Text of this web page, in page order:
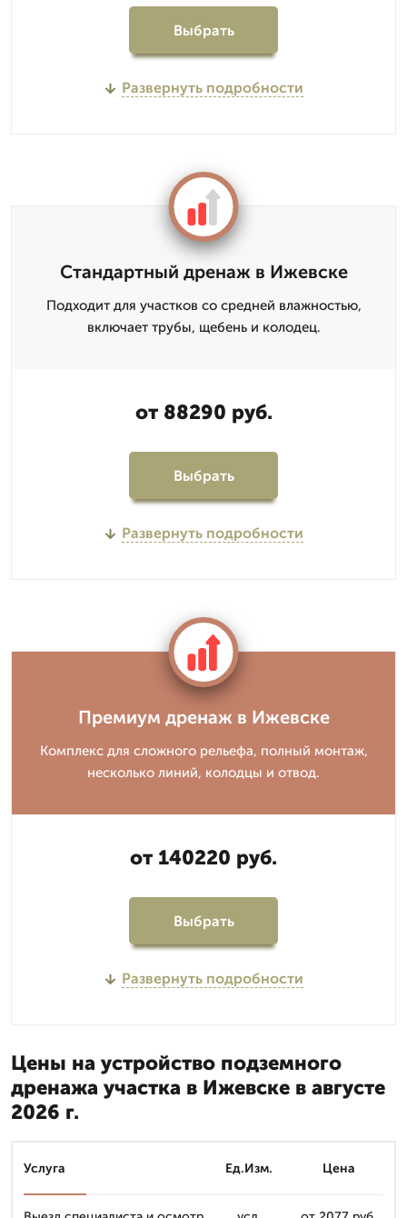
Выбрать
Развернуть подробности
Стандартный дренаж в Ижевске
Подходит для участков со средней влажностью,
включает трубы, щебень и колодец.
от 88290 руб.
Выбрать
Развернуть подробности
Премиум дренаж в Ижевске
Комплекс для сложного рельефа, полный монтаж,
несколько линий, колодцы и отвод.
от 140220 руб.
Выбрать
Развернуть подробности
Цены на устройство подземного
дренажа участка в Ижевске в августе
2026 г.
Услуга Ед.Изм. Цена